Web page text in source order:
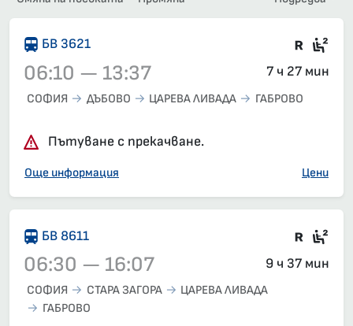
БВ 3621 Влак
06:10 — 13:37 7 ч 27 мин
СОФИЯ ДЪБОВО ЦАРЕВА ЛИВАДА ГАБРОВО
Пътуване с прекачване.
Още информация Цени
Влак 8611, 06:30 – 16:07, вече е заминал
БВ 8611 Влак
06:30 — 16:07 9 ч 37 мин
СОФИЯ СТАРА ЗАГОРА
ЦАРЕВА ЛИВАДА
ГАБРОВО